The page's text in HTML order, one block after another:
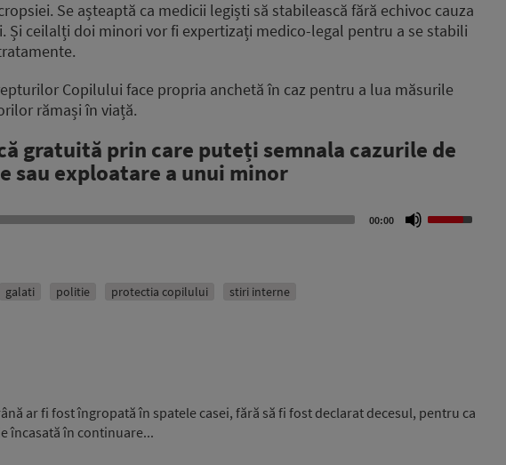
Se așteaptă ca medicii legiști să stabilească fără echivoc cauza
Și ceilalți doi minori vor fi expertizați medico-legal pentru a se stabili
Copilului face propria anchetă în caz pentru a lua măsurile
rămași în viață.
gratuită prin care puteți semnala cazurile de
sau exploatare a unui minor
00:00
Up/Down
galati politie protectia copilului stiri interne
ar fi fost îngropată în spatele casei, fără să fi fost declarat decesul, pentru ca
încasată în continuare...